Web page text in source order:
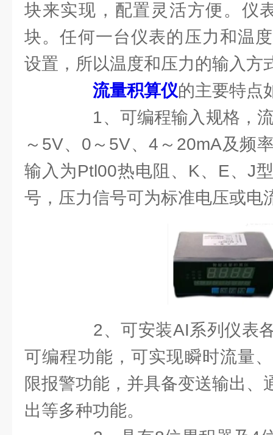
块来实现，配置灵活方便。仪
块。任何一台仪表的压力和温
设置，所以温度和压力的输入方
流量积算仪的主要特点
1、可编程输入规格，流
～5V、0～5V、4～20mA及频
输入为Ptl00热电阻、K、E、J
号，压力信号可为标准电压或电
2、可安装AI系列仪表各
可编程功能，可实现瞬时流量
限报警功能，并具备变送输出、
出等多种功能。